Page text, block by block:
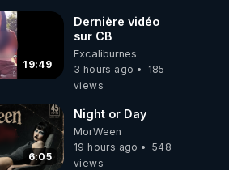
19:49
Dernière vidéo
sur CB
Excaliburnes
3 hours ago
185
views
6:05
Night or Day
MorWeen
19 hours ago
548
views